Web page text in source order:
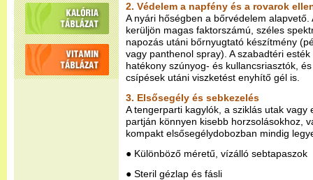
2. Védelem a napfény és a rovarok
A nyári hőségben a bőrvédelem
kerüljön magas faktorszámú, széles
napozás utáni bőrnyugtató készítmény
vagy panthenol spray). A szabadtéri
hatékony szúnyog- és kullancsriasztók,
csípések utáni viszketést enyhítő gél is.
3. Elsősegély és sebkezelés
A tengerparti kagylók, a sziklás utak
partján könnyen kisebb horzsolásokhoz,
kompakt elsősegélydobozban mindig
● Különböző méretű, vízálló sebtapaszok
● Steril gézlap és fásli